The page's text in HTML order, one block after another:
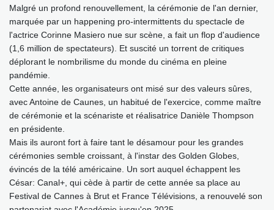
Malgré un profond renouvellement, la cérémonie de l'an dernier,
marquée par un happening pro-intermittents du spectacle de
l'actrice Corinne Masiero nue sur scène, a fait un flop d'audience
(1,6 million de spectateurs). Et suscité un torrent de critiques
déplorant le nombrilisme du monde du cinéma en pleine
pandémie.
Cette année, les organisateurs ont misé sur des valeurs sûres,
avec Antoine de Caunes, un habitué de l'exercice, comme maître
de cérémonie et la scénariste et réalisatrice Danièle Thompson
en présidente.
Mais ils auront fort à faire tant le désamour pour les grandes
cérémonies semble croissant, à l'instar des Golden Globes,
évincés de la télé américaine. Un sort auquel échappent les
César: Canal+, qui cède à partir de cette année sa place au
Festival de Cannes à Brut et France Télévisions, a renouvelé son